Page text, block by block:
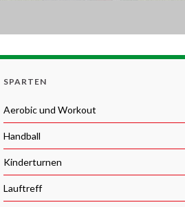
SPARTEN
Aerobic und Workout
Handball
Kinderturnen
Lauftreff